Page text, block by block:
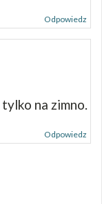
Odpowiedz
na zimno.
Odpowiedz